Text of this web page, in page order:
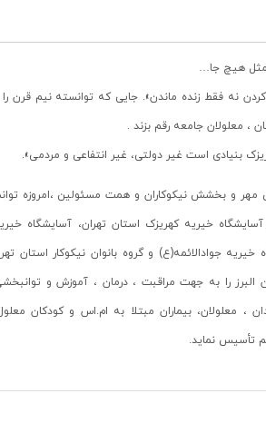
هیچ جا…
نه فقط زنده ماندن». جایی که توانسته نیم قرن
، معلولان جامعه رقم بزند .
بنیادی است غیر دولتی، غیر انتفاعی و مردمی».
و بخشش نیکوکاران و همت مسئولین ،امروزه
خیریه کهریزک استان تهران، آسایشگاه
خیریه جوادالائمه(ع) و گروه بانوان نیکوکار استان
البرز را به جهت مراقبت ، درمان ، آموزش و
، معلولان، بیماران مبتلا به ام.اس و کودکان
تأسیس نماید.